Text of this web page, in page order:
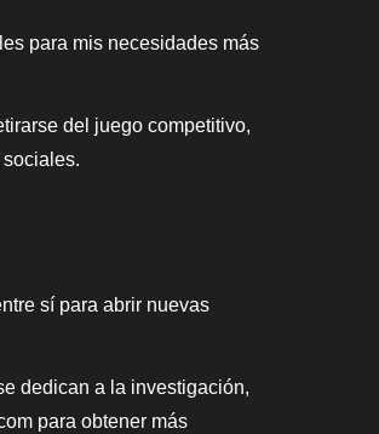
para mis necesidades más
del juego competitivo,
sí para abrir nuevas
dedican a la investigación,
para obtener más